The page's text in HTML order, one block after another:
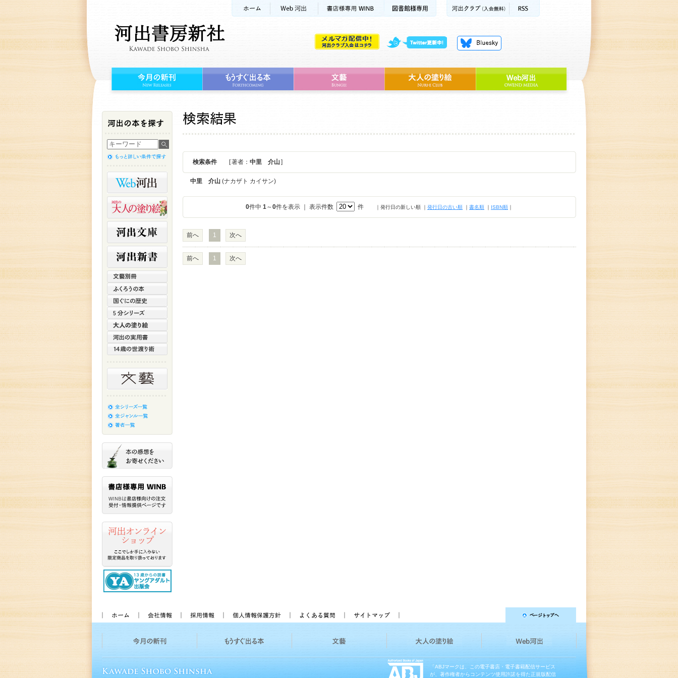
検索条件 [ 著者： 中里 介山]
中里 介山 (ナカザト カイサン)
0件中 1～0件を表示 ｜ 表示件数 件 ｜発行日の新しい順 ｜ 発行日の古い順 ｜ 書名順 ｜ ISBN順 ｜
前へ 1 次へ
前へ 1 次へ
「ABJマークは、この電子書店・電子書籍配信サービス
が、著作権者からコンテンツ使用許諾を得た正規版配信